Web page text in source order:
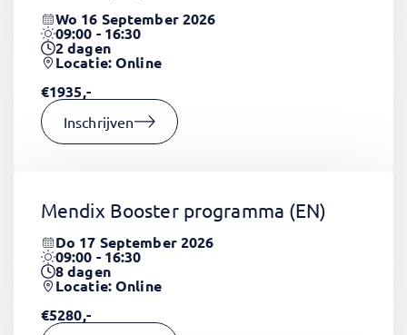
Wo 16 September 2026
09:00 - 16:30
2dagen
Locatie: Online
€1935,-
Inschrijven
Mendix Booster programma (EN)
Do 17 September 2026
09:00 - 16:30
8dagen
Locatie: Online
€5280,-